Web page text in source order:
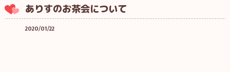
ありすのお茶会について
2020/01/22